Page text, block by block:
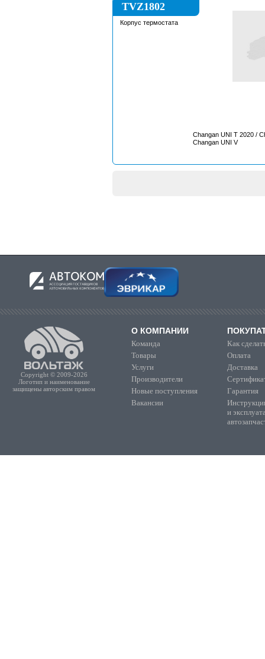
TVZ1802
Корпус термостата
Changan UNI T 2020 /
Changan UNI V
Copyright © 2009-2026
Логотип и наименование
защищены авторским правом
О КОМПАНИИ
Команда
Товары
Услуги
Производители
Новые поступления
Вакансии
Как
Оплата
Доставка
Гарантия
и